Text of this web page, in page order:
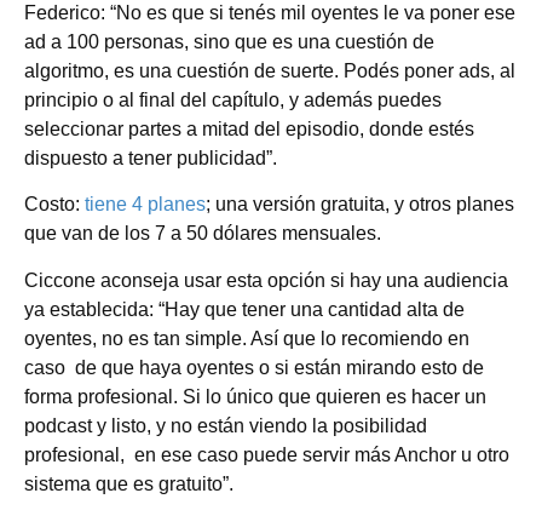
Federico: “No es que si tenés mil oyentes le va poner ese
ad a 100 personas, sino que es una cuestión de
algoritmo, es una cuestión de suerte. Podés poner ads, al
principio o al final del capítulo, y además puedes
seleccionar partes a mitad del episodio, donde estés
dispuesto a tener publicidad”.
Costo: tiene 4 planes; una versión gratuita, y otros planes
que van de los 7 a 50 dólares mensuales.
Ciccone aconseja usar esta opción si hay una audiencia
ya establecida: “Hay que tener una cantidad alta de
oyentes, no es tan simple. Así que lo recomiendo en
caso de que haya oyentes o si están mirando esto de
forma profesional. Si lo único que quieren es hacer un
podcast y listo, y no están viendo la posibilidad
profesional, en ese caso puede servir más Anchor u otro
sistema que es gratuito”.